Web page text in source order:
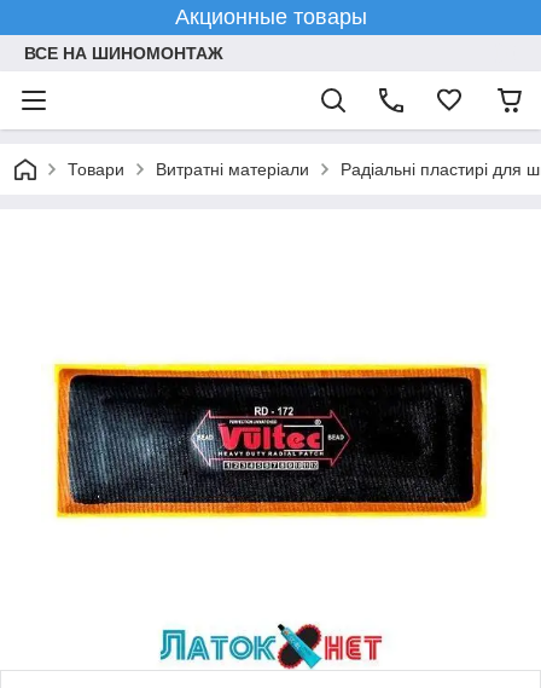
Акционные товары
ВСЕ НА ШИНОМОНТАЖ
Товари Витратні матеріали Радіальні пластирі для